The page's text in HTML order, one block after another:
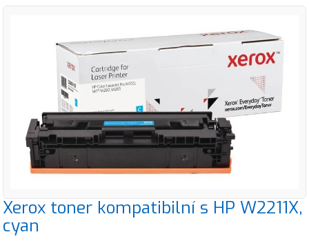
Xerox toner kompatibilní s HP W2211X,
cyan